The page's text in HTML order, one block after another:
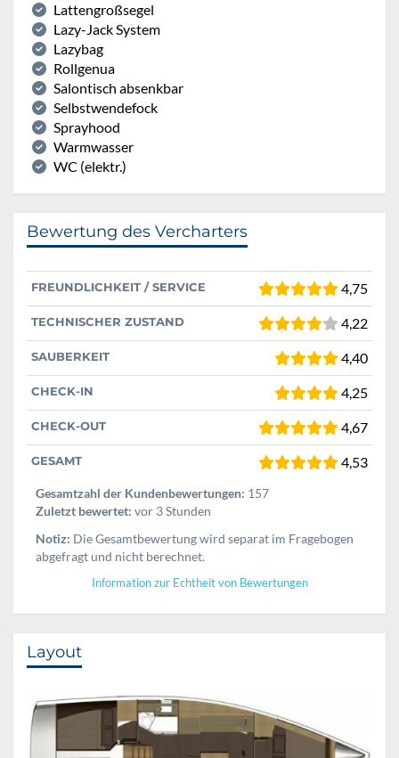
Lattengroßsegel
Lazy-Jack System
Lazybag
Rollgenua
Salontisch absenkbar
Selbstwendefock
Sprayhood
Warmwasser
WC (elektr.)
Bewertung des Vercharters
FREUNDLICHKEIT / SERVICE 4,75
TECHNISCHER ZUSTAND 4,22
SAUBERKEIT 4,40
CHECK-IN 4,25
CHECK-OUT 4,67
GESAMT 4,53
Gesamtzahl der Kundenbewertungen: 157
Zuletzt bewertet: vor 3 Stunden
Notiz: Die Gesamtbewertung wird separat im Fragebogen
abgefragt und nicht berechnet.
Information zur Echtheit von Bewertungen
Layout